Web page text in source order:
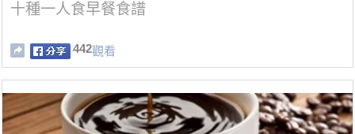
十種一人食早餐食譜
442觀看